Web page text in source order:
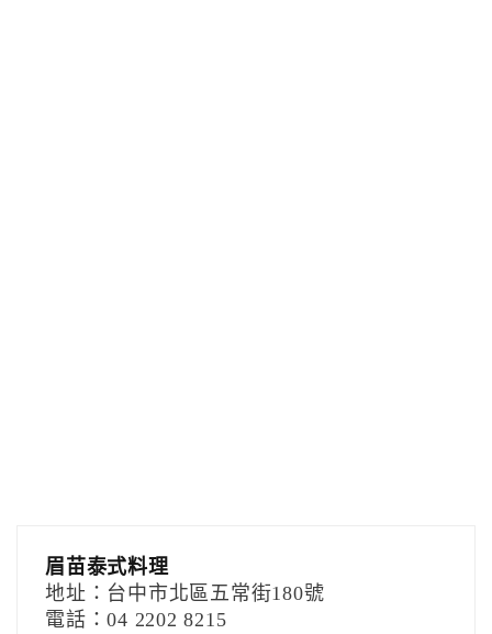
眉苗泰式料理
地址：台中市北區五常街180號
電話：04 2202 8215